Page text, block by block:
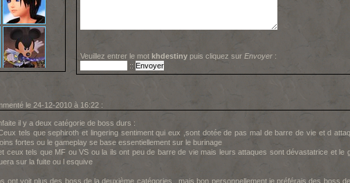
Veuillez entrer le mot khdestinypuis cliquez sur Envoyer:
::
le 24-12-2010 à 16:22 :
il y a deux catégorie de boss durs :
tels que sephiroth et lingering sentiment qui eux ,sont dotée de pas mal de barre de vie et d
fortes ou le gameplay se base essentiellement sur le burinage
ceux tels que MF ou VS ou la ils ont peu de barre de vie mais leurs attaques sont dévastatrice et le
sur la fuite ou l esquive
ont voit plus des boss de la deuxième catégories , mais bon personnellement je préférais des boss